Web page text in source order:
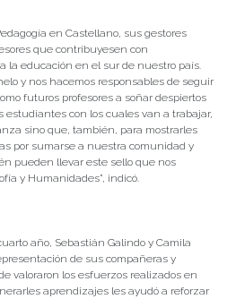
en Castellano, sus gestores
que contribuyesen con
la educación en el sur de nuestro país.
y nos hacemos responsables de seguir
futuros profesores a soñar despiertos
estudiantes con los cuales van a trabajar,
sino que, también, para mostrarles
por sumarse a nuestra comunidad y
pueden llevar este sello que nos
y Humanidades”, indicó.
año, Sebastián Galindo y Camila
de sus compañeras y
valoraron los esfuerzos realizados en
aprendizajes les ayudó a reforzar